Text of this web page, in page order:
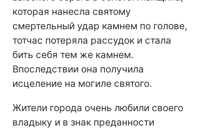
которая нанесла святому
смертельный удар камнем по голове,
тотчас потеряла рассудок и стала
бить себя тем же камнем.
Впоследствии она получила
исцеление на могиле святого.
Жители города очень любили своего
владыку и в знак преданности